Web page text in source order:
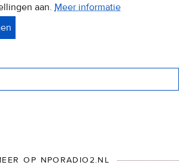
aan. Meer informatie
OP NPORADIO2.NL